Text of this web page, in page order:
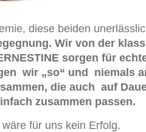
diese beiden
Wir von der
sorgen für
wir „so“ und niemals
die auch auf
zusammen passen.
wäre für uns kein Erfolg.